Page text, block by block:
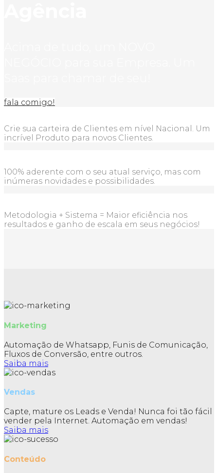
fala comigo!
Crie sua carteira de Clientes em nível Nacional. Um
incrível Produto para novos Clientes.
100% aderente com o seu atual serviço, mas com
inúmeras novidades e possibilidades.
Metodologia + Sistema = Maior eficiência nos
resultados e ganho de escala em seus negócios!
Marketing
Automação de Whatsapp, Funis de Comunicação,
Fluxos de Conversão, entre outros.
Saiba mais
Vendas
Capte, mature os Leads e Venda! Nunca foi tão fácil
vender pela Internet. Automação em vendas!
Saiba mais
Conteúdo